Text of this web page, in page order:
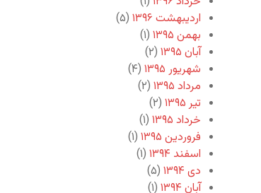
اردیبهشت ۱۳۹۶
(۵)
بهمن ۱۳۹۵
(۱)
آبان ۱۳۹۵
(۲)
شهریور ۱۳۹۵
(۴)
مرداد ۱۳۹۵
(۲)
تیر ۱۳۹۵
(۲)
خرداد ۱۳۹۵
(۱)
فروردین ۱۳۹۵
(۱)
اسفند ۱۳۹۴
(۱)
دی ۱۳۹۴
(۵)
آبان ۱۳۹۴
(۱)